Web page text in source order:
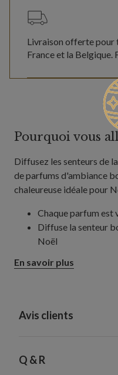
Livraison offerte pour
France et la Belgique.
Pourquoi vous
Diffusez les senteurs de
de parfums d'ambiance
chaleureuse idéale pour
Chaque parfum est
Diffuse la senteur
Noël
En savoir plus
Avis clients
Q & R